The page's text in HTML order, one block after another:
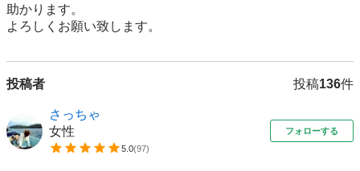
助かります。
よろしくお願い致します。
投稿者 投稿136件
さっちゃ
女性
5.0(97)
フォローする